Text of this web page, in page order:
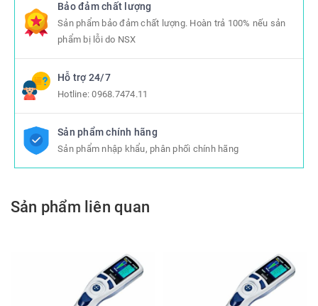
Bảo đảm chất lượng
Sản phẩm bảo đảm chất lượng. Hoàn trả 100% nếu sản
phẩm bị lỗi do NSX
Hỗ trợ 24/7
Hotline:0968.7474.11
Sản phẩm chính hãng
Sản phẩm nhập khẩu, phân phối chính hãng
Sản phẩm liên quan